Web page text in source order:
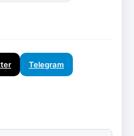
Telegram